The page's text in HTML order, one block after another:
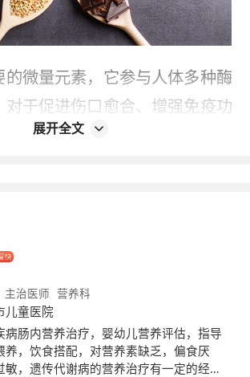
的微量元素，它参与人体多种酶
对于促进伤口愈合、增强免疫功
和促进生长发育等方面具有重要
关重要。硒是一种抗氧化剂，
抵抗自由基的损害，增强免疫
防心血管疾病和某些类型的癌症
展开全文
主治医师 营养科
儿童医院
病肠内营养治疗，婴幼儿营养评估，指导
养，饮食搭配，对营养素缺乏，偏食厌
敏，遗传代谢病的营养治疗有一定的经